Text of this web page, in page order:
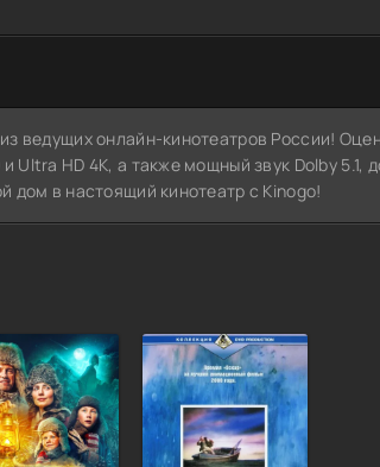
ведущих онлайн-кинотеатров России!
Ultra HD 4K, а также мощный звук Dolby 5.1,
дом в настоящий кинотеатр с Kinogo!